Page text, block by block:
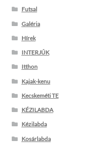
Futsal
Galéria
Hírek
INTERJÚK
Itthon
Kajak-kenu
Kecskeméti TE
KÉZILABDA
Kézilabda
Kosárlabda